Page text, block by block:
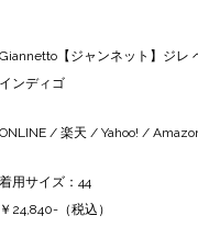
Giannetto【ジャンネット】ジレ
インディゴ
ONLINE /楽天 /Yahoo! /
着用サイズ：44
￥24,840-（税込）